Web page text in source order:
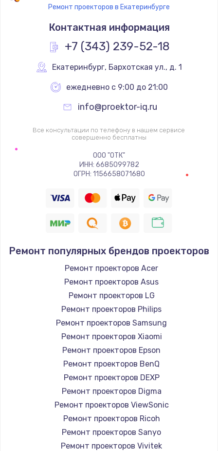
Ремонт проекторов в Екатеринбурге
Контактная информация
+7 (343) 239-52-18
Екатеринбург, Бархотская ул., д. 1
ежедневно с 9:00 до 21:00
info@proektor-iq.ru
Все консультации по телефону в нашем сервисе
совершенно бесплатны
ООО "ОТК"
ИНН: 6685099782
ОГРН: 1156658071680
Ремонт популярных брендов проекторов
Ремонт проекторов Acer
Ремонт проекторов Asus
Ремонт проекторов LG
Ремонт проекторов Philips
Ремонт проекторов Samsung
Ремонт проекторов Xiaomi
Ремонт проекторов Epson
Ремонт проекторов BenQ
Ремонт проекторов DEXP
Ремонт проекторов Digma
Ремонт проекторов ViewSonic
Ремонт проекторов Ricoh
Ремонт проекторов Sanyo
Ремонт проекторов Vivitek